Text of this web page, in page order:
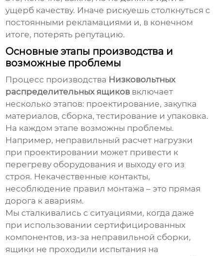
ущерб качеству. Иначе рискуешь столкнуться с
постоянными рекламациями и, в конечном
итоге, потерять репутацию.
Основные этапы производства и
возможные проблемы
Процесс производства Низковольтных
распределительных ящиков включает
несколько этапов: проектирование, закупка
материалов, сборка, тестирование и упаковка.
На каждом этапе возможны проблемы.
Например, неправильный расчет нагрузки
при проектировании может привести к
перегреву оборудования и выходу его из
строя. Некачественные контакты,
несоблюдение правил монтажа – это прямая
дорога к авариям.
Мы сталкивались с ситуациями, когда даже
при использовании сертифицированных
компонентов, из-за неправильной сборки,
ящики не проходили испытания на